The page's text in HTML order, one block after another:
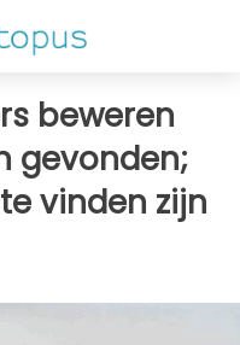
beweren
gevonden;
vinden zijn